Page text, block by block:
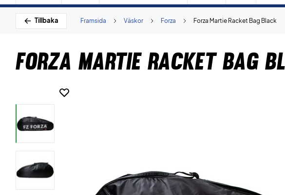
Tillbaka Forza Martie Racket Bag Black
Forza
Väskor
Framsida
Forza Martie Racket Bag